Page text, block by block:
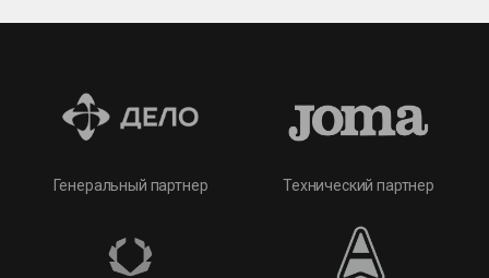
Генеральный партнер Технический партнер